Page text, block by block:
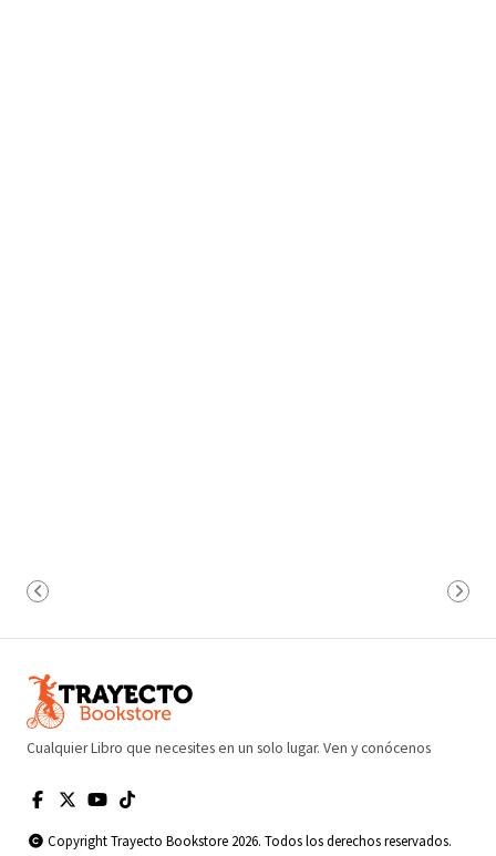
Cualquier Libro que necesites en un solo lugar. Ven y conócenos
Copyright Trayecto Bookstore 2026. Todos los derechos reservados.